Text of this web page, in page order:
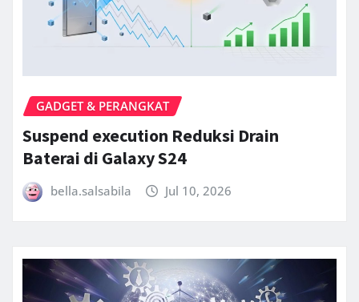
GADGET & PERANGKAT
Suspend execution Reduksi Drain
Baterai di Galaxy S24
bella.salsabila Jul 10, 2026